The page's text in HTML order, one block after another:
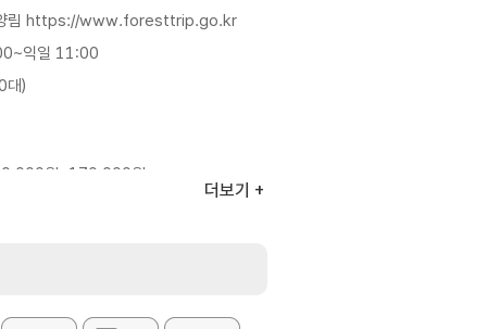
림 https://www.foresttrip.go.kr
익일 11:00
대)
원~170,000원
더보기